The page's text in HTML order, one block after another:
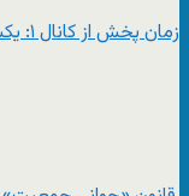
زمان پخش از کانال ۱: یکشنبه ها ساعت ۱۹:۳۰ به وقت تهران